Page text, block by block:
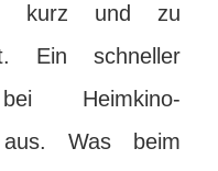
kurz und zu
Ein schneller
Heimkino-
aus. Was beim